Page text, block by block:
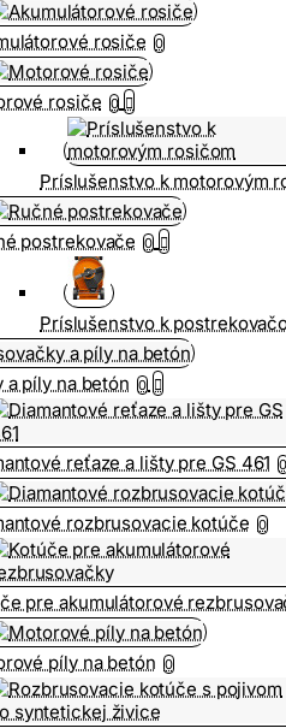
rosiče 0
rosiče 0
Príslušenstvo k motorovým
postrekovače 0
Príslušenstvo k
a píly na betón 0
reťaze a lišty pre GS 461
rozbrusovacie kotúče 0
pre akumulátorové
píly na betón 0